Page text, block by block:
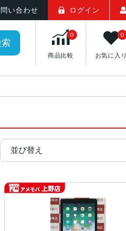
い合わせ ログイン
商品比較
0
お気に入り
0